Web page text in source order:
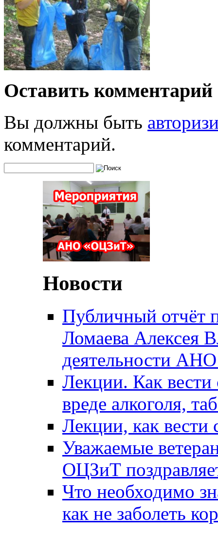
Оставить комментарий
Вы должны быть
комментарий.
Новости
Публичный отчёт
Ломаева Алексея
деятельности
Лекции. Как вести
вреде алкоголя,
Лекции, как вести
Уважаемые
ОЦЗиТ
Что необходимо
как не заболеть